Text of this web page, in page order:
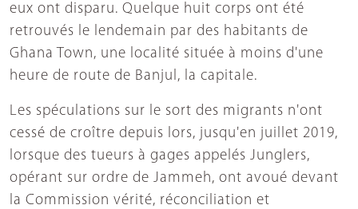
eux ont disparu. Quelque huit corps ont été
retrouvés le lendemain par des habitants de
Ghana Town, une localité située à moins d'une
heure de route de Banjul, la capitale.
Les spéculations sur le sort des migrants n'ont
cessé de croître depuis lors, jusqu'en juillet 2019,
lorsque des tueurs à gages appelés Junglers,
opérant sur ordre de Jammeh, ont avoué devant
la Commission vérité, réconciliation et